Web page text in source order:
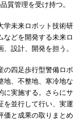
質管理を受け持つ。
学未来ロボット技術研
などを開発する未来ロ
設計、開発を担う。
四足歩行型警備ロボ
地、不整地、寒冷地な
に実施する。さらにサ
を並行して行い、実運
価と成果の取りまとめ